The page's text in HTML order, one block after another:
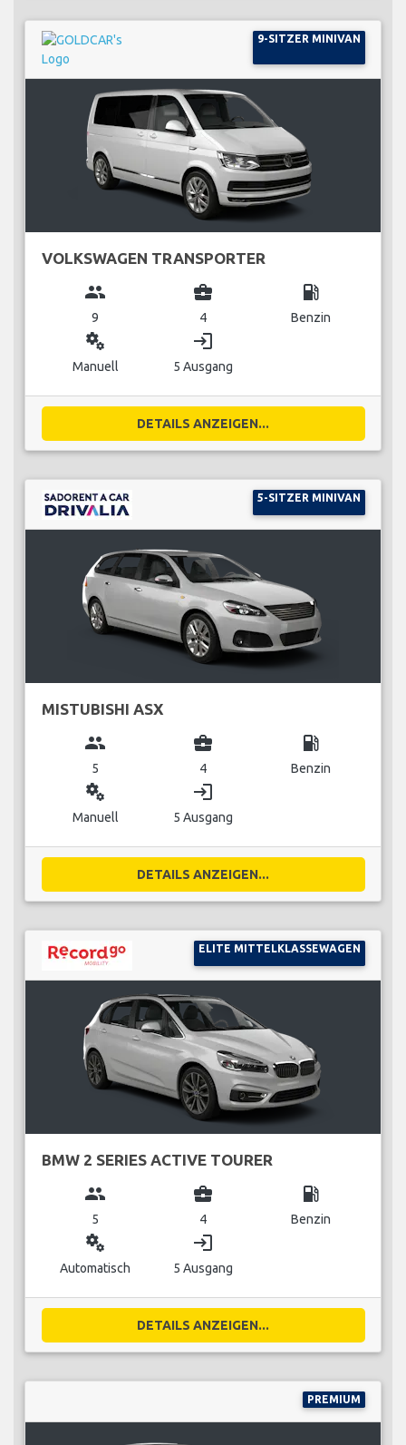
9-SITZER MINIVAN
VOLKSWAGEN TRANSPORTER
group
9
business_center
4
local_gas_station
Benzin
miscellaneous_services
Manuell
login
5 Ausgang
DETAILS ANZEIGEN...
5-SITZER MINIVAN
MISTUBISHI ASX
group
5
business_center
4
local_gas_station
Benzin
miscellaneous_services
Manuell
login
5 Ausgang
DETAILS ANZEIGEN...
ELITE MITTELKLASSEWAGEN
BMW 2 SERIES ACTIVE TOURER
group
5
business_center
4
local_gas_station
Benzin
miscellaneous_services
Automatisch
login
5 Ausgang
DETAILS ANZEIGEN...
PREMIUM